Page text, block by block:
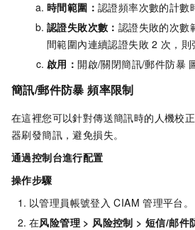
時間範圍： 認證頻率次數的計數
認證失敗次數： 認證失敗的次數
間範圍內連續認證失敗 2 次，則
啟用：開啟/關閉簡訊/郵件防暴
簡訊/郵件防暴 頻率限制
在這裡您可以針對傳送簡訊時的人機校
器刷發簡訊，避免損失。
通過控制台進行配置
操作步驟
以管理員帳號登入 CIAM 管理平台。
在风险管理 > 风险控制 >短信/邮件